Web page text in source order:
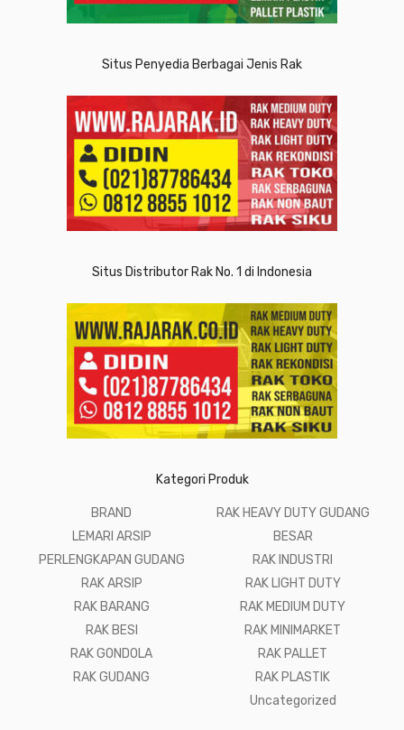
Situs Penyedia Berbagai Jenis Rak
Situs Distributor Rak No. 1 di Indonesia
Kategori Produk
BRAND
LEMARI ARSIP
PERLENGKAPAN GUDANG
RAK ARSIP
RAK BARANG
RAK BESI
RAK GONDOLA
RAK GUDANG
RAK HEAVY DUTY GUDANG
BESAR
RAK INDUSTRI
RAK LIGHT DUTY
RAK MEDIUM DUTY
RAK MINIMARKET
RAK PALLET
RAK PLASTIK
Uncategorized